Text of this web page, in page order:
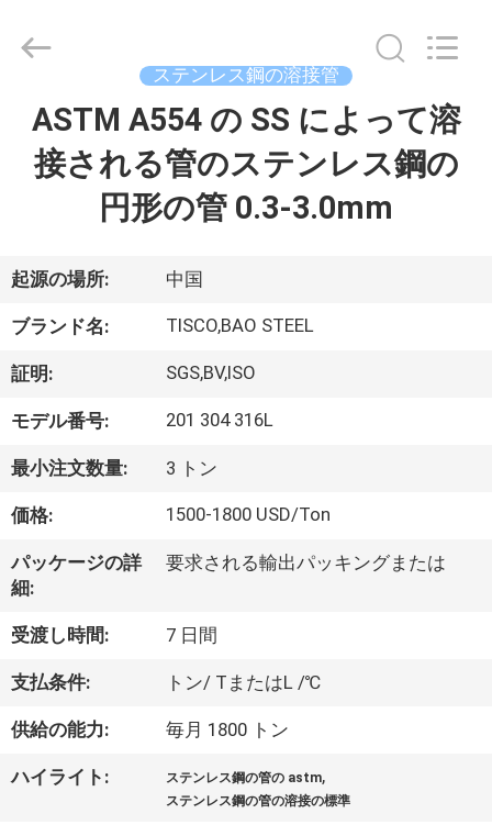
ダ
ク
ト
私
に
つ
い
て
工
場
JIANGSU
LIMITED.
Reserved.
ステンレス鋼の溶接管
ASTM A554 の SS によって溶
接される管のステンレス鋼の
円形の管 0.3-3.0mm
起源の場所: 中国
ブランド名: TISCO,BAO STEEL
証明: SGS,BV,ISO
モデル番号: 201 304 316L
最小注文数量: 3 トン
価格: 1500-1800 USD/Ton
パッケージの詳
細:
要求される輸出パッキングまたは
受渡し時間: 7 日間
支払条件: トン/ TまたはL /℃
供給の能力: 毎月 1800 トン
ハイライト: ステンレス鋼の管の astm,
ステンレス鋼の管の溶接の標準